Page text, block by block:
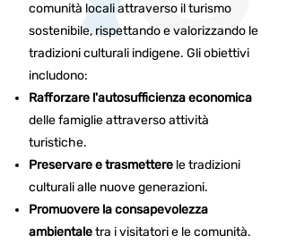
comunità locali attraverso il turismo
sostenibile, rispettando e valorizzando le
tradizioni culturali indigene. Gli obiettivi
includono:​
Rafforzare l'autosufficienza economica
delle famiglie attraverso attività
turistiche.
Preservare e trasmettere le tradizioni
culturali alle nuove generazioni.
Promuovere la consapevolezza
ambientaletra i visitatori e le comunità.